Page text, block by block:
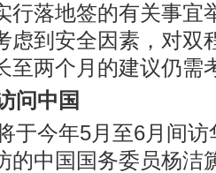
行落地签的有关事宜
虑到安全因素，对双
至两个月的建议仍需
问中国
于今年5月至6月间
的中国国务委员杨洁